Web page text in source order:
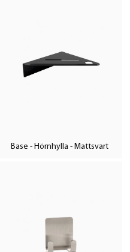
Base - Hörnhylla - Mattsvart